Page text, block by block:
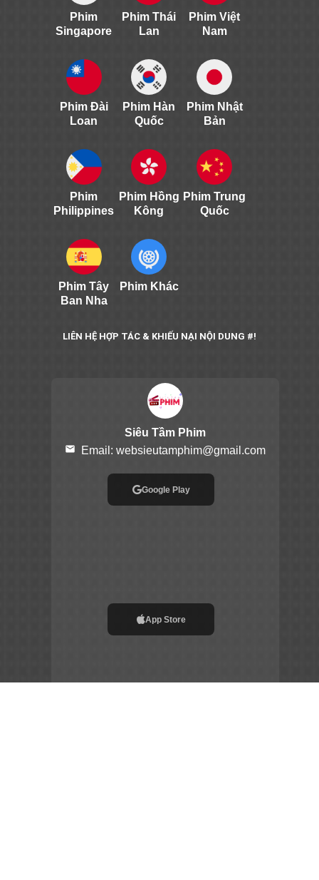
Phim
Singapore
Phim Thái
Lan
Phim Việt
Nam
Phim Đài
Loan
Phim Hàn
Quốc
Phim Nhật
Bản
Phim
Philippines
Phim Hồng
Kông
Phim Trung
Quốc
Phim Tây
Ban Nha
Phim Khác
LIÊN HỆ HỢP TÁC & KHIẾU NẠI NỘI DUNG #!
Siêu Tầm Phim
email Email: websieutamphim@gmail.com
Google Play
App Store